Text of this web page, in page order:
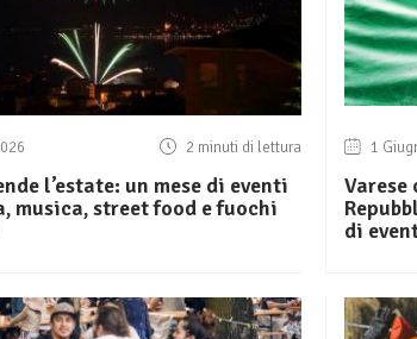
2 minuti di lettura
l’estate: un mese di eventi
musica, street food e fuochi
1
Varese
di